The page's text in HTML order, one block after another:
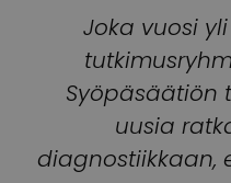
Joka vuosi
Syöpäsäätiön
uusia
diagnostiikkaan,